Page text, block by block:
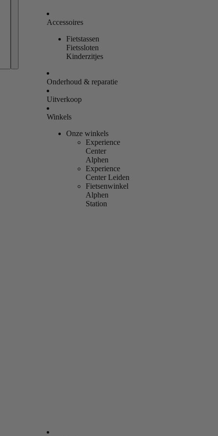
Accessoires
Fietstassen
Fietssloten
Kinderzitjes
Onderhoud & reparatie
Uitverkoop
Winkels
Onze winkels
Experience
Center
Alphen
Experience
Center Leiden
Fietsenwinkel
Alphen
Station
Bestellingen
Profiel